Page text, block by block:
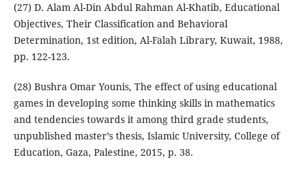
(27) D. Alam Al-Din Abdul Rahman Al-Khatib, Educational
Objectives, Their Classification and Behavioral
Determination, 1st edition, Al-Falah Library, Kuwait, 1988,
pp. 122-123.
(28) Bushra Omar Younis, The effect of using educational
games in developing some thinking skills in mathematics
and tendencies towards it among third grade students,
unpublished master’s thesis, Islamic University, College of
Education, Gaza, Palestine, 2015, p. 38.